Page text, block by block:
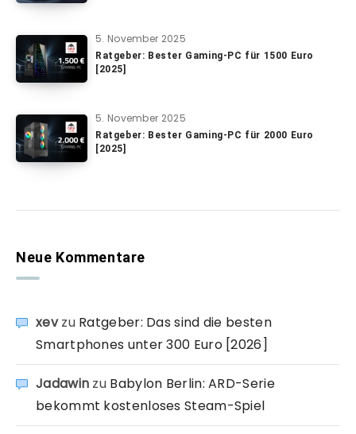
5. November 2025
Ratgeber: Bester Gaming-PC für 1500 Euro
[2025]
5. November 2025
Ratgeber: Bester Gaming-PC für 2000 Euro
[2025]
Neue Kommentare
xevzu Ratgeber: Das sind die besten
Smartphones unter 300 Euro [2026]
Jadawin zu Babylon Berlin: ARD-Serie
bekommt kostenloses Steam-Spiel